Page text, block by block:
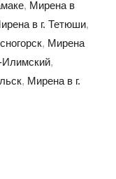
, Мирена в
в г. Тетюши,
, Мирена
Илимский,
, Мирена в г.